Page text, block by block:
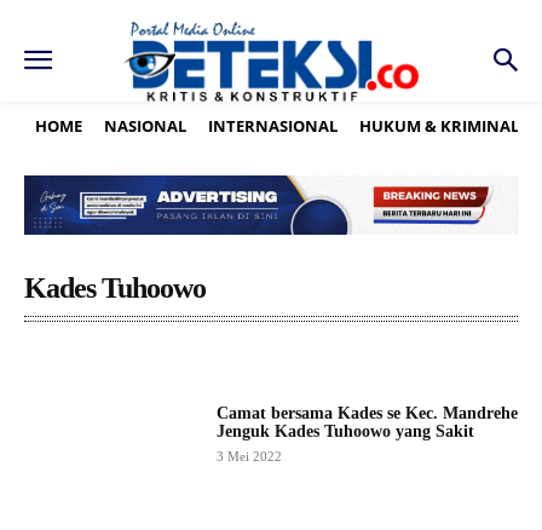
HOME NASIONAL INTERNASIONAL HUKUM & KRIMINAL
Kades Tuhoowo
Camat bersama Kades se Kec. Mandrehe
Jenguk Kades Tuhoowo yang Sakit
3 Mei 2022